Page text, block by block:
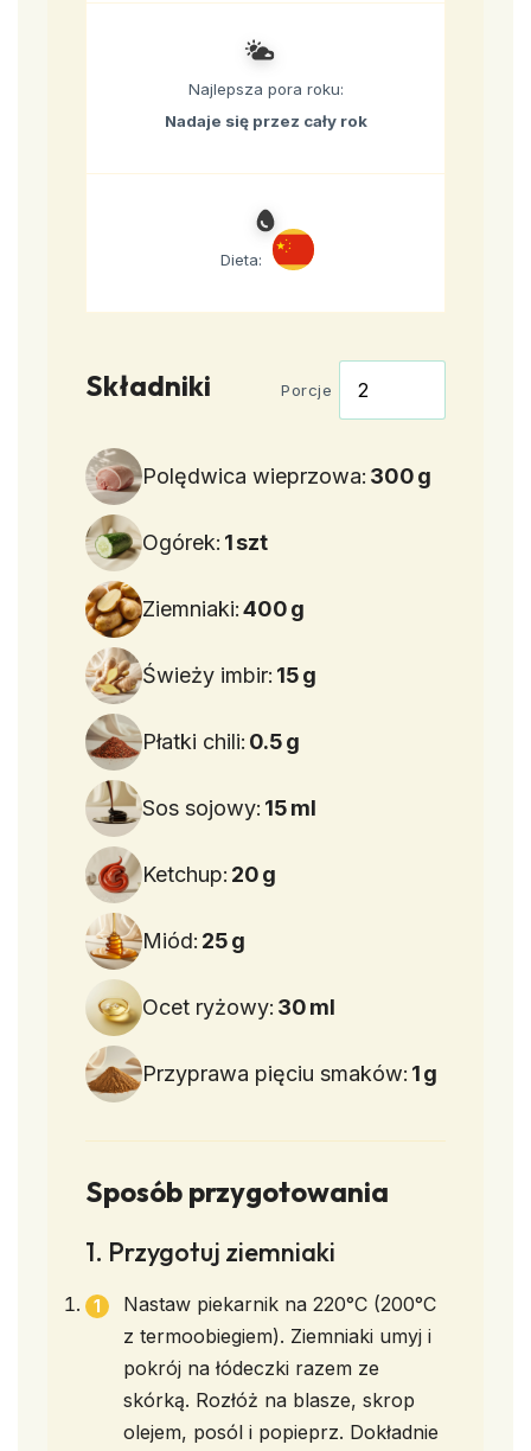
Najlepsza pora roku:
Nadaje się przez cały rok
Dieta:
Składniki Porcje
Polędwica wieprzowa: 300g
Ogórek: 1szt
Ziemniaki:400g
Świeży imbir: 15g
Płatki chili: 0.5g
Sos sojowy: 15ml
Ketchup: 20g
Miód: 25g
Ocet ryżowy: 30ml
Przyprawa pięciu smaków: 1g
Sposób przygotowania
1. Przygotuj ziemniaki
Nastaw piekarnik na 220°C (200°C
z termoobiegiem). Ziemniaki umyj i
pokrój na łódeczki razem ze
skórką. Rozłóż na blasze, skrop
olejem, posól i popieprz. Dokładnie